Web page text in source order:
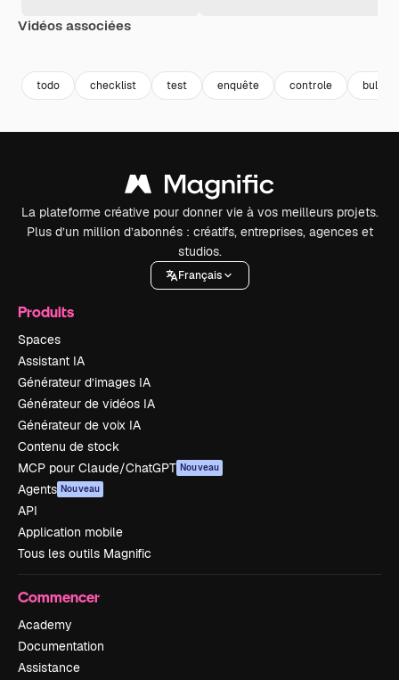
Vidéos associées
todo checklist test enquête controle bulletin
La plateforme créative pour donner vie à vos meilleurs projets.
Plus d’un million d’abonnés : créatifs, entreprises, agences et
studios.
Français
Produits
Spaces
Assistant IA
Générateur d’images IA
Générateur de vidéos IA
Générateur de voix IA
Contenu de stock
MCP pour Claude/ChatGPT Nouveau
Agents Nouveau
API
Application mobile
Tous les outils Magnific
Commencer
Academy
Documentation
Assistance